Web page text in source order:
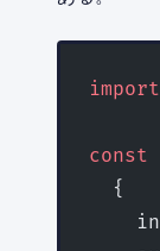
import
const
  {